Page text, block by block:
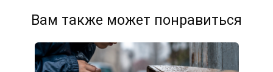
Вам также может понравиться